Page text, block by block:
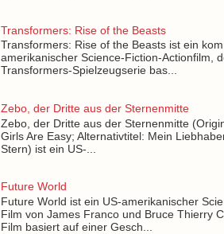
Transformers: Rise of the Beasts
Transformers: Rise of the Beasts ist ein
amerikanischer Science-Fiction-Actionfilm,
Transformers-Spielzeugserie bas...
Zebo, der Dritte aus der Sternenmitte
Zebo, der Dritte aus der Sternenmitte
Girls Are Easy; Alternativtitel: Mein
Stern) ist ein US-...
Future World
Future World ist ein US-amerikanischer
Film von James Franco und Bruce Thierry
Film basiert auf einer Gesch...